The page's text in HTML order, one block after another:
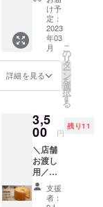
グは端
末を問
いませ
ん タブ
レット
もOK！
ガラス
のみ対
象とな
ります
オプ
ション
にて選
択 備考
欄に施
パッ
ケージ
国産
米」付
きお礼
レター
五ツ星
お米マ
イス
トラと
ウサギ
の茶飯
事さん
がブレ
ンドし
てくだ
さる 国
け予
定：
2023
年03
月
詳細を見る
こ
の
リ
タ
ー
ン
を
選
択
す
る
3,5
00 円
残り11
＼店舗
お渡し
用／
「LinoL
inoふわ
支援
者：